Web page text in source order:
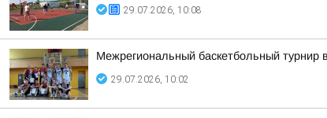
29.07.2026, 10:08
Межрегиональный баскетбольный
29.07.2026, 10:02